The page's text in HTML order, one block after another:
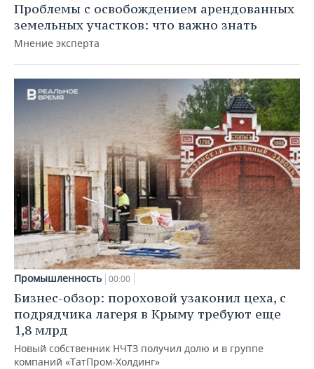
Проблемы с освобождением арендованных
земельных участков: что важно знать
Мнение эксперта
Промышленность 00:00
Бизнес-обзор: пороховой узаконил цеха, с
подрядчика лагеря в Крыму требуют еще
1,8 млрд
Новый собственник НЧТЗ получил долю и в группе
компаний «ТатПром-Холдинг»